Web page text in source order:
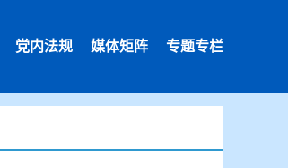
党内法规 媒体矩阵 专题专栏